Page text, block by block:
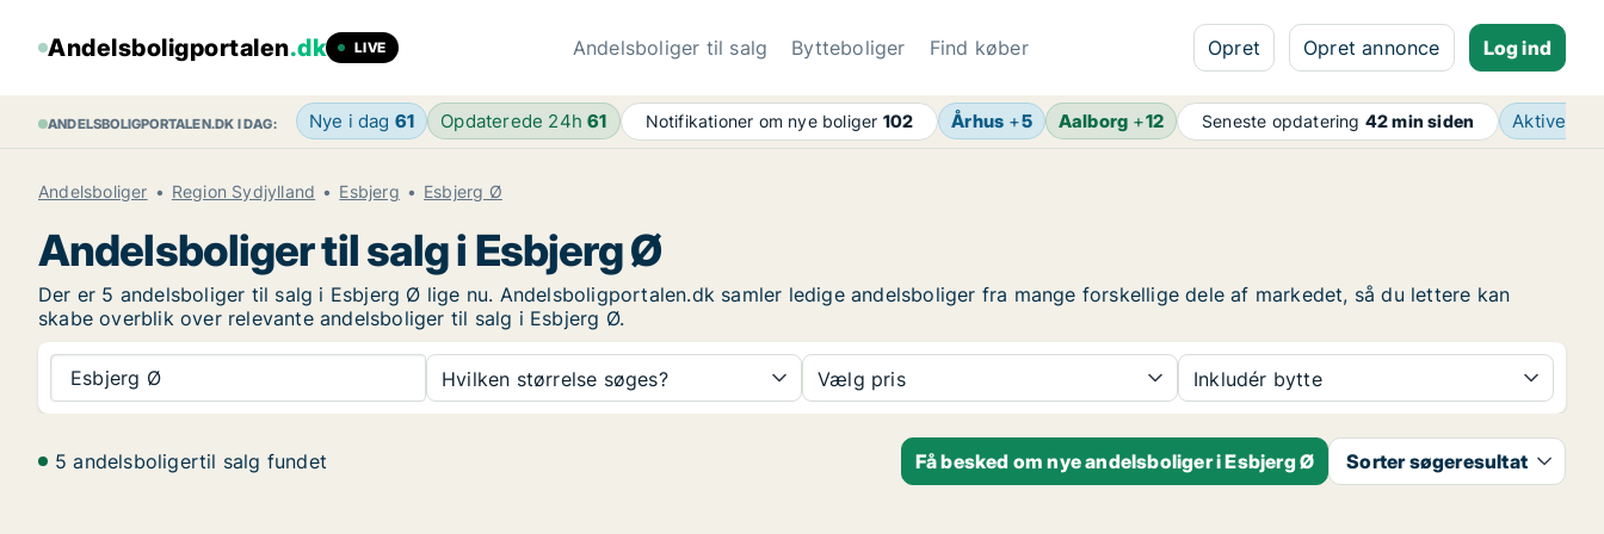
Andelsboligportalen.dk LIVE Andelsboliger til salg Bytteboliger Find køber Opret Opret annonce Log ind
ANDELSBOLIGPORTALEN.DK I DAG: Nye i dag 61 Opdaterede 24h61 Notifikationer om nye boliger 102 Århus +5 Aalborg +12 Seneste opdatering 42 min siden Aktive
Andelsboliger Region Sydjylland Esbjerg Esbjerg Ø
Andelsboliger til salg i Esbjerg Ø
Der er 5 andelsboliger til salg i Esbjerg Ø lige nu. Andelsboligportalen.dk samler ledige andelsboliger fra mange forskellige dele af markedet, så du lettere kan
skabe overblik over relevante andelsboliger til salg i Esbjerg Ø.
Esbjerg Ø Hvilken størrelse søges? Vælg pris Inkludér bytte
5 andelsboligertil salg fundet Få besked om nye andelsboliger i Esbjerg Ø Sorter søgeresultat